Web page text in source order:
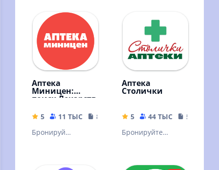
Аптека
Миницен:
поиск Лекарств
5 11 ТЫС
82.48 MB
Бронируй
Аптека
Столички
5 44 ТЫС
55.52 MB
Бронируйте
забирайте их в